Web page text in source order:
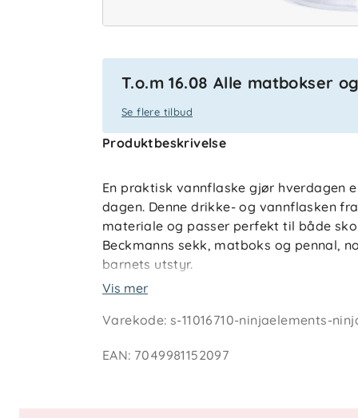
T.o.m 16.08 Alle matbokser
Se flere tilbud
Produktbeskrivelse
En praktisk vannflaske gjør hverdagen
dagen. Denne drikke- og vannflasken
materiale og passer perfekt til både
Beckmanns sekk, matboks og pennal,
barnets utstyr.
Den tåler oppvaskmaskin og er laget
Vis mer
Varekode:s-11016710-ninjaelements-
EAN: 7049981152097